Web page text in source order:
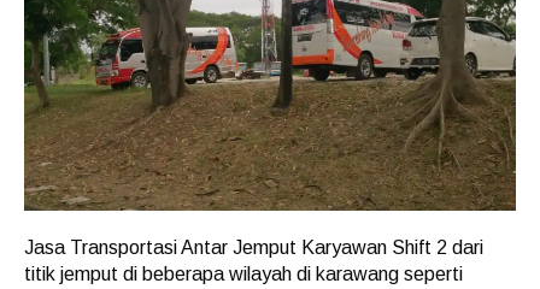
Jasa Transportasi Antar Jemput Karyawan Shift 2 dari
titik jemput di beberapa wilayah di karawang seperti